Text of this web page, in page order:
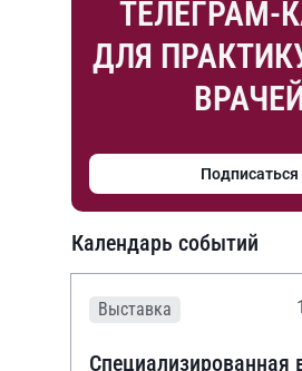
ТЕЛЕГРАМ-
ДЛЯ
Подписаться
Календарь событий
Выставка
Специализированная